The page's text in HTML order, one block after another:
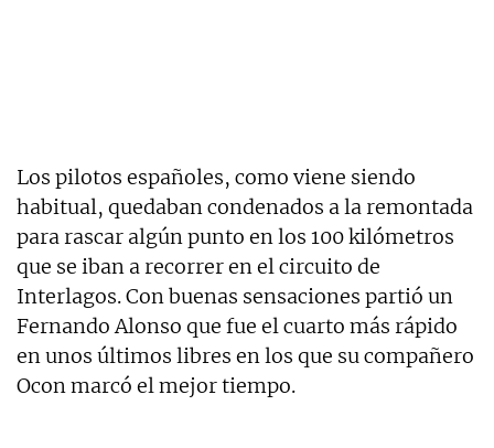
Los pilotos españoles, como viene siendo
habitual, quedaban condenados a la remontada
para rascar algún punto en los 100 kilómetros
que se iban a recorrer en el circuito de
Interlagos. Con buenas sensaciones partió un
Fernando Alonso que fue el cuarto más rápido
en unos últimos libres en los que su compañero
Ocon marcó el mejor tiempo.